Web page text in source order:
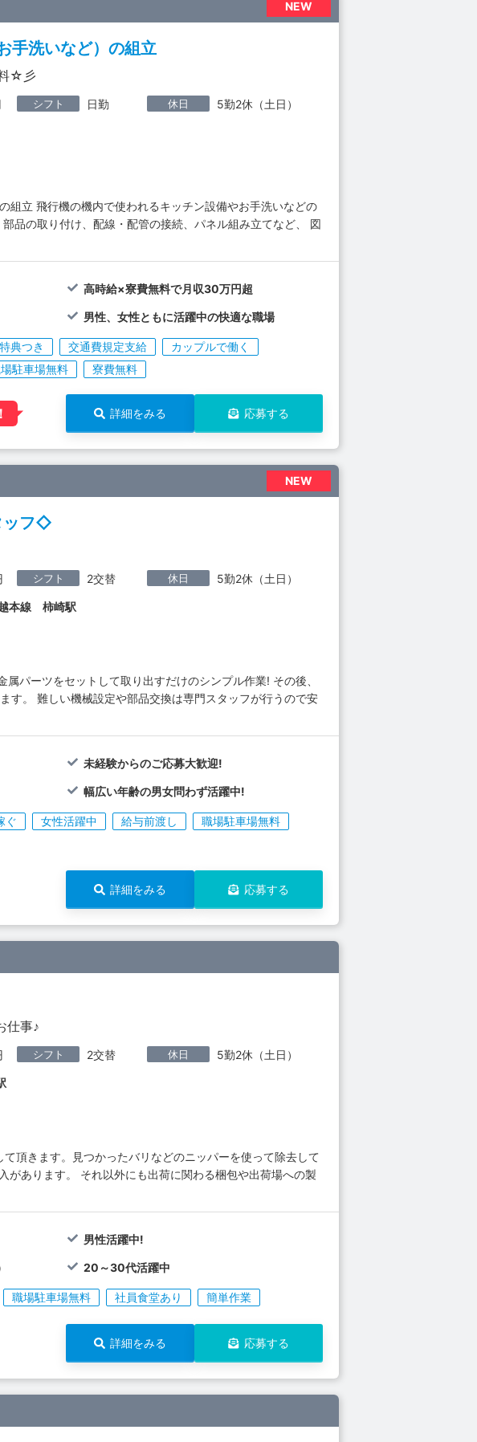
NEW
手洗いなど）の組立
☆彡
シフト 日勤 休日 5勤2休（土日）
組立 飛行機の機内で使われるキッチン設備やお手洗いなどの
品の取り付け、配線・配管の接続、パネル組み立てなど、 図
高時給×寮費無料で月収30万円超
男性、女性ともに活躍中の快適な職場
典つき 交通費規定支給
カップルで働く
駐車場無料 寮費無料
詳細をみる 応募する
NEW
ッフ◇
シフト 2交替 休日 5勤2休（土日）
本線 柿崎駅
パーツをセットして取り出すだけのシンプル作業! その後、
す。 難しい機械設定や部品交換は専門スタッフが行うので安
未経験からのご応募大歓迎!
幅広い年齢の男女問わず活躍中!
ぐ 女性活躍中 給与前渡し
職場駐車場無料
詳細をみる 応募する
仕事♪
シフト 2交替 休日 5勤2休（土日）
頂きます。見つかったバリなどのニッパーを使って除去して
があります。 それ以外にも出荷に関わる梱包や出荷場への製
男性活躍中!
20～30代活躍中
職場駐車場無料 社員食堂あり 簡単作業
詳細をみる 応募する